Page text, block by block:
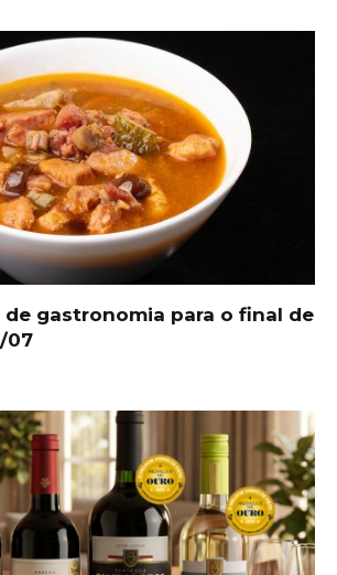
de gastronomia para o final de
07